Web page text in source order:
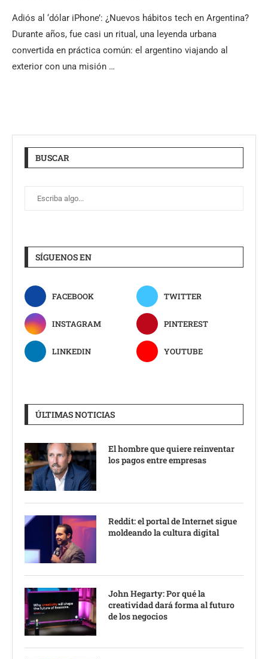
Adiós al ‘dólar iPhone’: ¿Nuevos hábitos tech en Argentina?
Durante años, fue casi un ritual, una leyenda urbana
convertida en práctica común: el argentino viajando al
exterior con una misión …
BUSCAR
SÍGUENOS EN
FACEBOOK TWITTER
INSTAGRAM PINTEREST
LINKEDIN YOUTUBE
ÚLTIMAS NOTICIAS
El hombre que quiere reinventar
los pagos entre empresas
Reddit: el portal de Internet sigue
moldeando la cultura digital
John Hegarty: Por qué la
creatividad dará forma al futuro
de los negocios